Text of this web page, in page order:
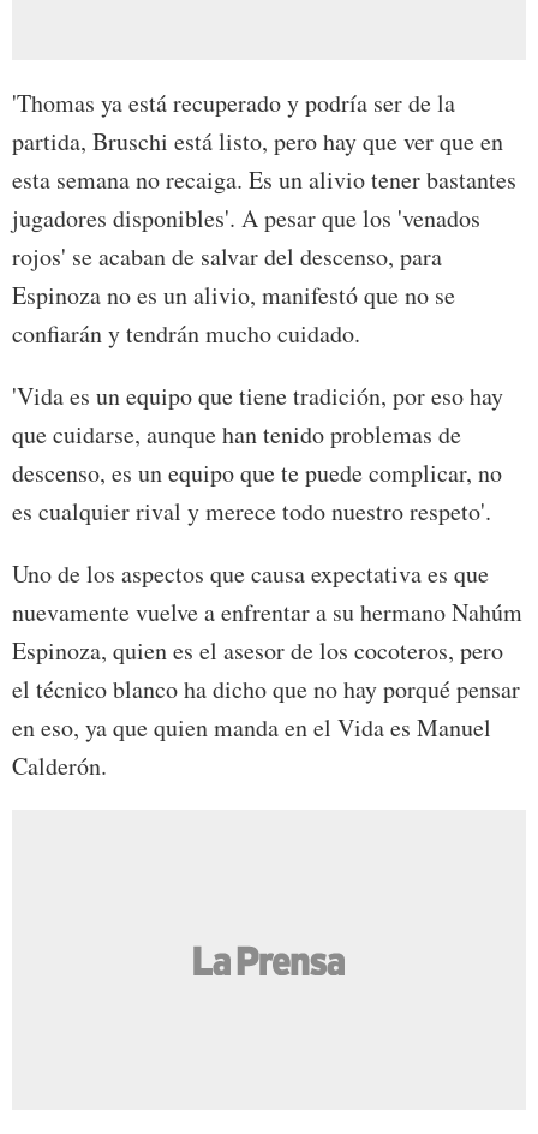
'Thomas ya está recuperado y podría ser de la
partida, Bruschi está listo, pero hay que ver que en
esta semana no recaiga. Es un alivio tener bastantes
jugadores disponibles'. A pesar que los 'venados
rojos' se acaban de salvar del descenso, para
Espinoza no es un alivio, manifestó que no se
confiarán y tendrán mucho cuidado.
'Vida es un equipo que tiene tradición, por eso hay
que cuidarse, aunque han tenido problemas de
descenso, es un equipo que te puede complicar, no
es cualquier rival y merece todo nuestro respeto'.
Uno de los aspectos que causa expectativa es que
nuevamente vuelve a enfrentar a su hermano Nahúm
Espinoza, quien es el asesor de los cocoteros, pero
el técnico blanco ha dicho que no hay porqué pensar
en eso, ya que quien manda en el Vida es Manuel
Calderón.